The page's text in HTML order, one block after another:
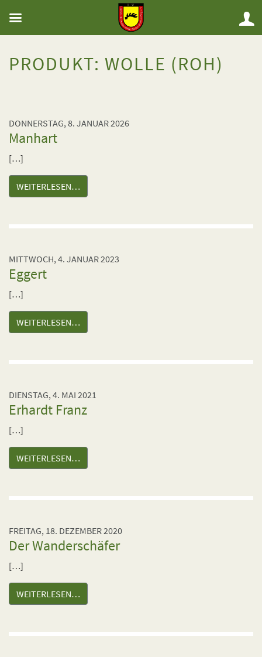
PRODUKT: WOLLE (ROH)
DONNERSTAG, 8. JANUAR 2026
Manhart
[…]
WEITERLESEN…
MITTWOCH, 4. JANUAR 2023
Eggert
[…]
WEITERLESEN…
DIENSTAG, 4. MAI 2021
Erhardt Franz
[…]
WEITERLESEN…
FREITAG, 18. DEZEMBER 2020
Der Wanderschäfer
[…]
WEITERLESEN…